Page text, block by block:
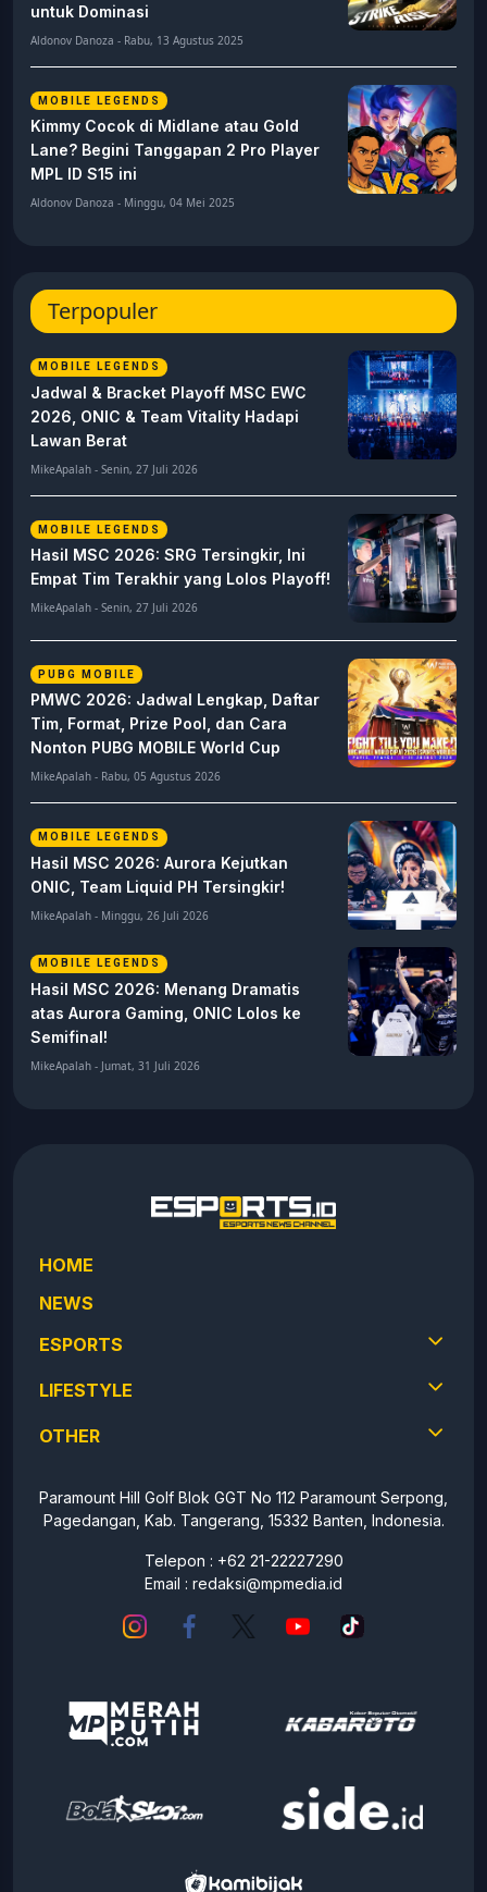
untuk Dominasi
Aldonov Danoza - Rabu, 13 Agustus 2025
MOBILE LEGENDS
Kimmy Cocok di Midlane atau Gold
Lane? Begini Tanggapan 2 Pro Player
MPL ID S15 ini
Aldonov Danoza - Minggu, 04 Mei 2025
Terpopuler
MOBILE LEGENDS
Jadwal & Bracket Playoff MSC EWC
2026, ONIC & Team Vitality Hadapi
Lawan Berat
MikeApalah - Senin, 27 Juli 2026
MOBILE LEGENDS
Hasil MSC 2026: SRG Tersingkir, Ini
Empat Tim Terakhir yang Lolos Playoff!
MikeApalah - Senin, 27 Juli 2026
PUBG MOBILE
PMWC 2026: Jadwal Lengkap, Daftar
Tim, Format, Prize Pool, dan Cara
Nonton PUBG MOBILE World Cup
MikeApalah - Rabu, 05 Agustus 2026
MOBILE LEGENDS
Hasil MSC 2026: Aurora Kejutkan
ONIC, Team Liquid PH Tersingkir!
MikeApalah - Minggu, 26 Juli 2026
MOBILE LEGENDS
Hasil MSC 2026: Menang Dramatis
atas Aurora Gaming, ONIC Lolos ke
Semifinal!
MikeApalah - Jumat, 31 Juli 2026
HOME
NEWS
ESPORTS
LIFESTYLE
OTHER
Paramount Hill Golf Blok GGT No 112 Paramount Serpong,
Pagedangan, Kab. Tangerang, 15332 Banten, Indonesia.
Telepon : +62 21-22227290
Email : redaksi@mpmedia.id